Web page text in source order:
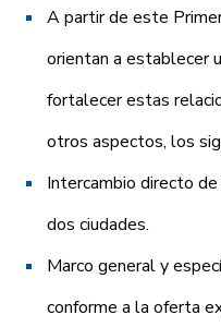
A partir de este
orientan a establecer
fortalecer estas
otros aspectos, los
Intercambio directo
dos ciudades.
Marco general y
conforme a la oferta